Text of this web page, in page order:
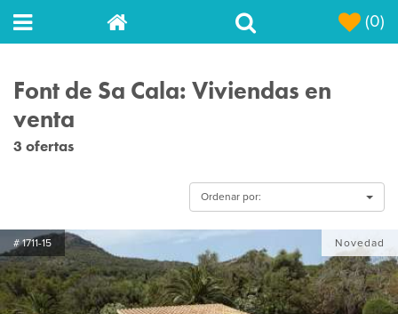
(0)
Font de Sa Cala: Viviendas en
venta
3 ofertas
Ordenar por:
# 1711-15 Novedad